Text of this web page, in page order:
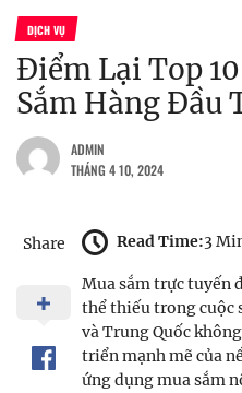
DỊCH VỤ
Điểm Lại Top
Sắm Hàng Đầu
ADMIN
THÁNG 4 10, 2024
Share Read Time:3
Mua sắm trực tuyến
thể thiếu trong cuộc
và Trung Quốc
triển mạnh mẽ của
ứng dụng mua sắm